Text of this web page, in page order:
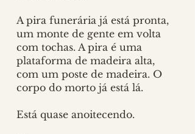
A pira funerária já está pronta,
um monte de gente em volta
com tochas. A pira é uma
plataforma de madeira alta,
com um poste de madeira. O
corpo do morto já está lá.
Está quase anoitecendo.